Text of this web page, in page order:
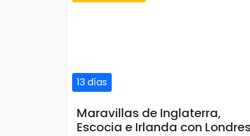
13 días
Maravillas de Inglaterra,
Escocia e Irlanda con Londres